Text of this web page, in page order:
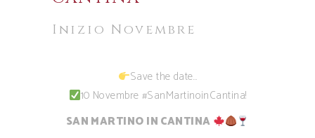
Inizio Novembre
Save the date…
10 Novembre #SanMartinoinCantina!
SAN MARTINO IN CANTINA